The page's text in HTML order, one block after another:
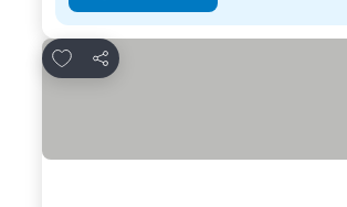
مشاركة
Add to favorites